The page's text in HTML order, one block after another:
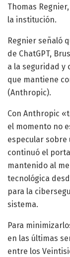
Thomas
la institución.
Regnier señaló
de ChatGPT,
a la seguridad y
que mantiene
(Anthropic).
Con Anthropic
el momento no
especular sobre
continuó el
mantenido al
tecnológica
para la
sistema.
Para
en las últimas
entre los